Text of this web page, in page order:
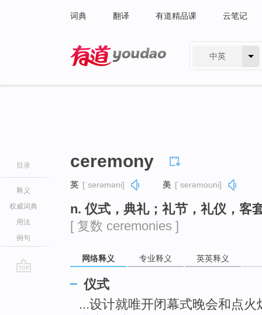
词典 翻译 有道精品课 云笔记
中英
目录
释义
权威词典
用法
例句
ceremony
英 [ˈserəməni] 美 [ˈserəmoʊni]
n. 仪式，典礼；礼节，礼仪，客
[ 复数 ceremonies ]
网络释义 专业释义 英英释义
仪式
...设计就唯开闭幕式晚会和点火